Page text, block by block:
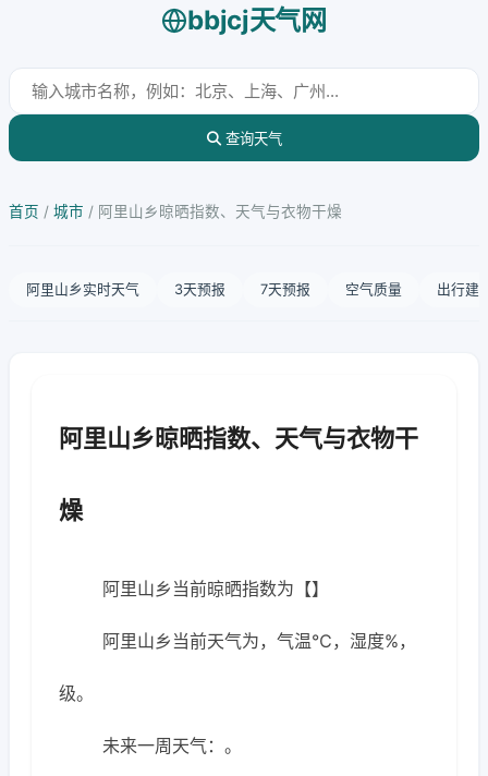
bbjcj天气网
查询天气
首页 / 城市 / 阿里山乡晾晒指数、天气与衣物干燥
阿里山乡实时天气 3天预报 7天预报 空气质量 出行建
阿里山乡晾晒指数、天气与衣物干
燥
阿里山乡当前晾晒指数为【】
阿里山乡当前天气为，气温℃，湿度%，
级。
未来一周天气：。